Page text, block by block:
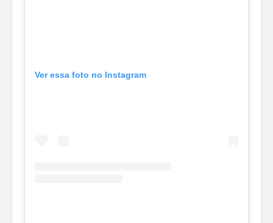
Ver essa foto no Instagram